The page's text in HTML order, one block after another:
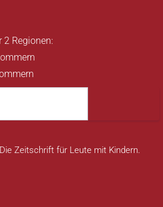
Regionen:
Zeitschrift für Leute mit Kindern.